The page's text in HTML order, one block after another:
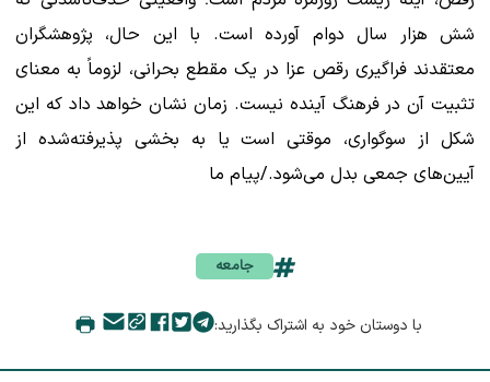
شش هزار سال دوام آورده است. با این حال، پژوهشگران
معتقدند فراگیری رقص عزا در یک مقطع بحرانی، لزوماً به معنای
تثبیت آن در فرهنگ آینده نیست. زمان نشان خواهد داد که این
شکل از سوگواری، موقتی است یا به بخشی پذیرفته‌شده از
آیین‌های جمعی بدل می‌شود./پیام ما
جامعه
با دوستان خود به اشتراک بگذارید: